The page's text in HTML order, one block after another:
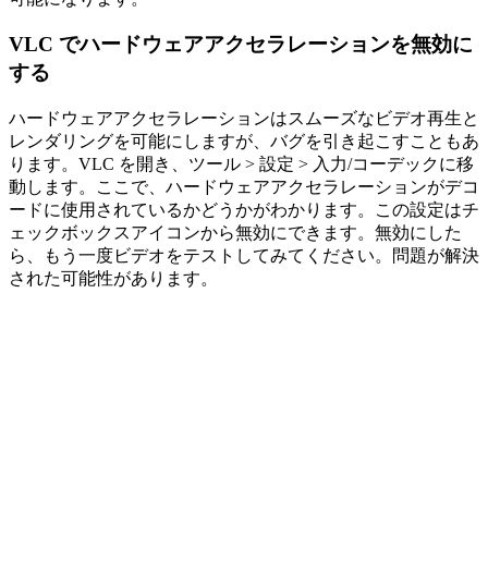
VLC でハードウェアアクセラレーションを無効に
する
ハードウェアアクセラレーションはスムーズなビデオ再生と
レンダリングを可能にしますが、バグを引き起こすこともあ
ります。VLC を開き、ツール > 設定 > 入力/コーデックに移
動します。ここで、ハードウェアアクセラレーションがデコ
ードに使用されているかどうかがわかります。この設定はチ
ェックボックスアイコンから無効にできます。無効にした
ら、もう一度ビデオをテストしてみてください。問題が解決
された可能性があります。